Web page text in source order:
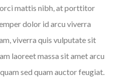
mattis nibh, at porttitor
dolor id arcu viverra
viverra quis vulputate sit
laoreet massa sit amet arcu
sed quam auctor feugiat.